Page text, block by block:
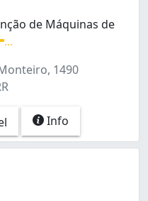
de Máquinas de
1490
Info